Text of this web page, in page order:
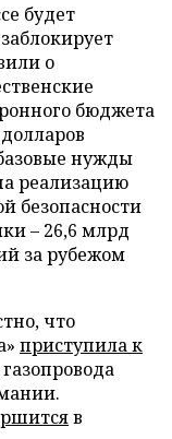
будет
о
бюджета
нужды
реализацию
безопасности
– 26,6 млрд
за рубежом
что
приступила к
в